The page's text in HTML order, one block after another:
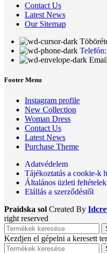
Contact Us
Latest News
Our Sitemap
Footer Menu
Instagram profile
New Collection
Woman Dress
Contact Us
Latest News
Purchase Theme
Adatvédelem
Tájékoztatás a cookie-k
Általános üzleti feltételek
Elállás a szerződéstől
Praidska sol Created By
right reserved
Kezdjen el gépelni a keresett